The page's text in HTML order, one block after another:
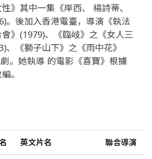
》其中一集《岸西、 楊詩蒂、
。後加入香港電臺，導演《執法
》(1979)、《臨岐》之《女人三
、《獅子山下》之《雨中花》
。她執導 的電影《喜寶》根擄
。
英文片名 聯合導演